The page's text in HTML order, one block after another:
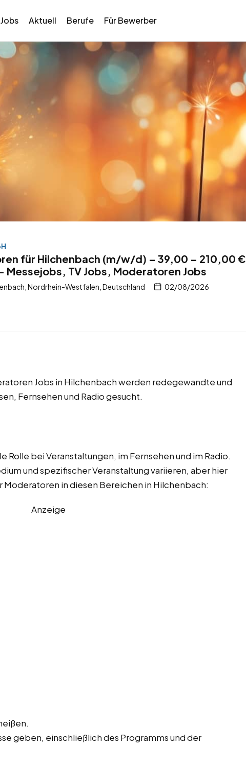
Jobs Aktuell Berufe Für Bewerber
für Hilchenbach (m/w/d) – 39,00 – 210,00 €
Messejobs, TV Jobs, Moderatoren Jobs
Nordrhein-Westfalen, Deutschland 02/08/2026
Jobs in Hilchenbach werden redegewandte und
Fernsehen und Radio gesucht.
bei Veranstaltungen, im Fernsehen und im Radio.
und spezifischer Veranstaltung variieren, aber hier
in diesen Bereichen in Hilchenbach:
Anzeige
geben, einschließlich des Programms und der